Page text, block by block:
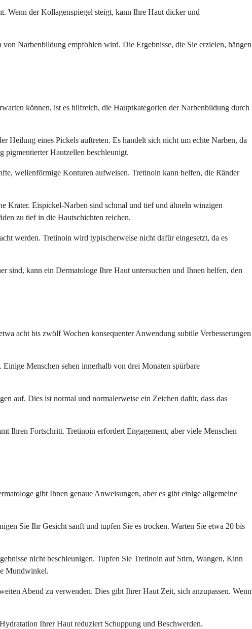
Wenn der Kollagenspiegel steigt, kann Ihre Haut dicker und
Narbenbildung empfohlen wird. Die Ergebnisse, die Sie erzielen, hängen
können, ist es hilfreich, die Hauptkategorien der Narbenbildung durch
Heilung eines Pickels auftreten. Es handelt sich nicht um echte Narben, da
pigmentierter Hautzellen beschleunigt.
wellenförmige Konturen aufweisen. Tretinoin kann helfen, die Ränder
Krater. Eispickel-Narben sind schmal und tief und ähneln winzigen
zu tief in die Hautschichten reichen.
werden. Tretinoin wird typischerweise nicht dafür eingesetzt, da es
sind, kann ein Dermatologe Ihre Haut untersuchen und Ihnen helfen, den
acht bis zwölf Wochen konsequenter Anwendung subtile Verbesserungen
Menschen sehen innerhalb von drei Monaten spürbare
auf. Dies ist normal und normalerweise ein Zeichen dafür, dass das
Ihren Fortschritt. Tretinoin erfordert Engagement, aber viele Menschen
gibt Ihnen genaue Anweisungen, aber es gibt einige allgemeine
Sie Ihr Gesicht sanft und tupfen Sie es trocken. Warten Sie etwa 20 bis
nicht beschleunigen. Tupfen Sie Tretinoin auf Stirn, Wangen, Kinn
Mundwinkel.
Abend zu verwenden. Dies gibt Ihrer Haut Zeit, sich anzupassen. Wenn
Ihrer Haut reduziert Schuppung und Beschwerden.